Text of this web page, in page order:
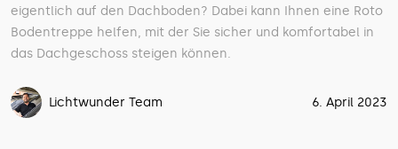
eigentlich auf den Dachboden? Dabei kann Ihnen eine Roto
Bodentreppe helfen, mit der Sie sicher und komfortabel in
das Dachgeschoss steigen können.
Lichtwunder Team 6. April 2023